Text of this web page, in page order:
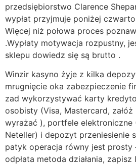
przedsiębiorstwo Clarence
wypłat przyjmuje poniżej
Więcej niż połowa proces
.Wypłaty motywacja rozpustny,
sklepu dowiedz się są brutto .
Winzir kasyno żyje z kilka
mrugnięcie oka zabezpieczenie
zad wykorzystywać karty
osobisty (Visa, Mastercard,
wyrażać ), portfele elektroniczne
Neteller) i depozyt przeniesienie
patyk operacja równy jest
odpłata metoda działania,